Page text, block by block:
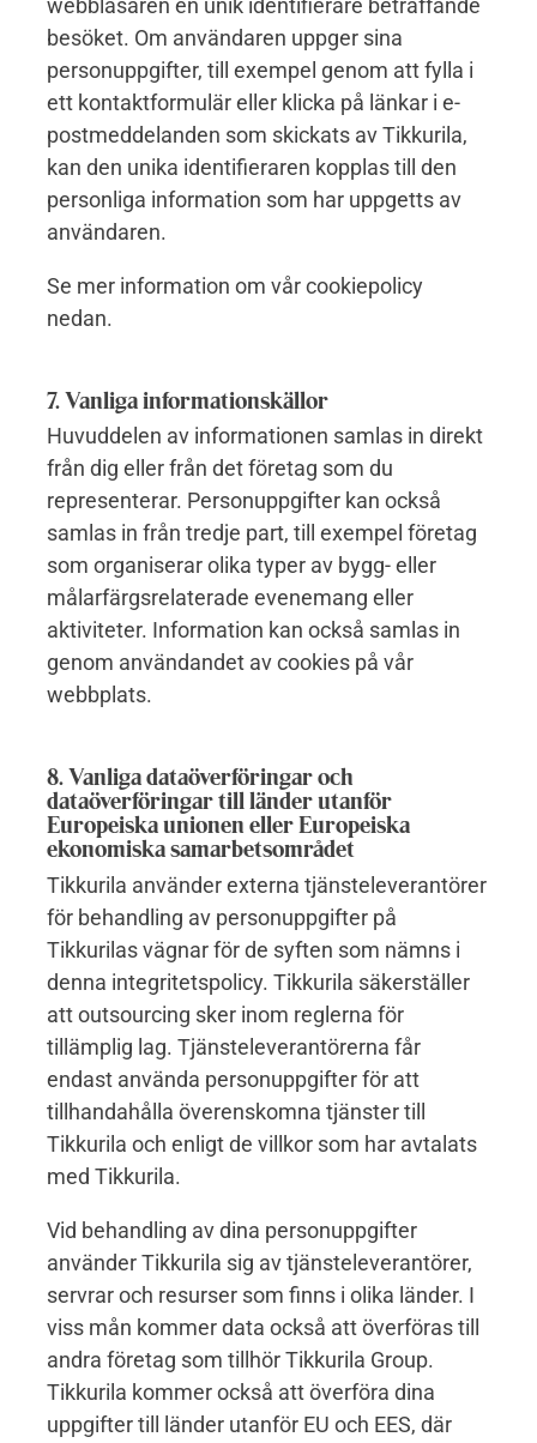
besöket. Om användaren uppger sina
personuppgifter, till exempel genom att fylla i
ett kontaktformulär eller klicka på länkar i e-
postmeddelanden som skickats av Tikkurila,
kan den unika identifieraren kopplas till den
personliga information som har uppgetts av
användaren.
Se mer information om vår cookiepolicy
nedan.
7. Vanliga informationskällor
Huvuddelen av informationen samlas in direkt
från dig eller från det företag som du
representerar. Personuppgifter kan också
samlas in från tredje part, till exempel företag
som organiserar olika typer av bygg- eller
målarfärgsrelaterade evenemang eller
aktiviteter. Information kan också samlas in
genom användandet av cookies på vår
webbplats.
8. Vanliga dataöverföringar och
dataöverföringar till länder utanför
Europeiska unionen eller Europeiska
ekonomiska samarbetsområdet
Tikkurila använder externa tjänsteleverantörer
för behandling av personuppgifter på
Tikkurilas vägnar för de syften som nämns i
denna integritetspolicy. Tikkurila säkerställer
att outsourcing sker inom reglerna för
tillämplig lag. Tjänsteleverantörerna får
endast använda personuppgifter för att
tillhandahålla överenskomna tjänster till
Tikkurila och enligt de villkor som har avtalats
med Tikkurila.
Vid behandling av dina personuppgifter
använder Tikkurila sig av tjänsteleverantörer,
servrar och resurser som finns i olika länder. I
viss mån kommer data också att överföras till
andra företag som tillhör Tikkurila Group.
Tikkurila kommer också att överföra dina
uppgifter till länder utanför EU och EES, där